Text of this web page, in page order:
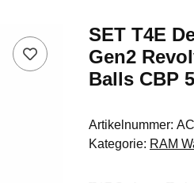
SET T4E
Gen2
Balls CBP
Artikelnummer:
Kategorie: RAM